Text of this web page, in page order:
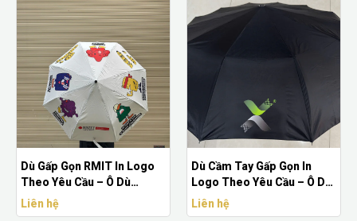
Dù Gấp Gọn RMIT In Logo
Theo Yêu Cầu – Ô Dù
Quảng Cáo In Hình Mascot
Sự Kiện
Liên hệ
Dù Cầm Tay Gấp Gọn In
Logo Theo Yêu Cầu – Ô Dù
Quảng Cáo Doanh Nghiệp
Giá Xưởng
Liên hệ